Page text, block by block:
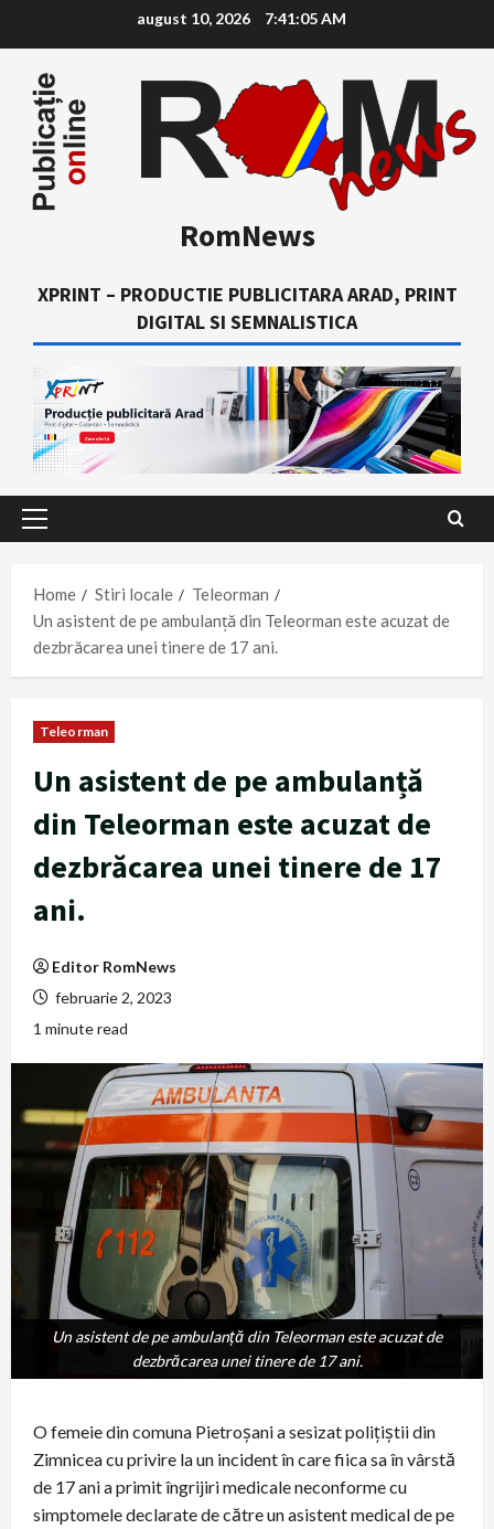
content
august 10, 2026 7:41:06 AM
RomNews
XPRINT – PRODUCTIE PUBLICITARA ARAD, PRINT
DIGITAL SI SEMNALISTICA
Primary
Home
Stiri locale
Teleorman
Un asistent de pe ambulanță din Teleorman este acuzat de
dezbrăcarea unei tinere de 17 ani.
Teleorman
Un asistent de pe ambulanță
din Teleorman este acuzat de
dezbrăcarea unei tinere de 17
ani.
Editor RomNews
februarie 2, 2023
1 minute read
Un asistent de pe ambulanță din Teleorman este acuzat de
dezbrăcarea unei tinere de 17 ani.
Un asistent de pe ambulanță din Teleorman este acuzat de
dezbrăcarea unei tinere de 17 ani.
O femeie din comuna Pietroșani a sesizat polițiștii din
Zimnicea cu privire la un incident în care fiica sa în vârstă
de 17 ani a primit îngrijiri medicale neconforme cu
simptomele declarate de către un asistent medical de pe